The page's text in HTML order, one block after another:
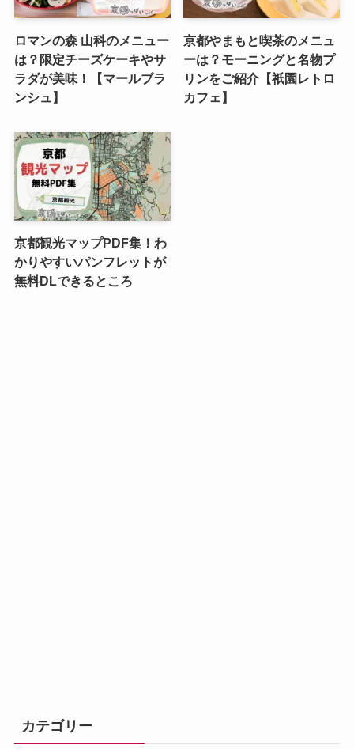
ロマンの森 山科のメニュー
は？限定チーズケーキやサ
ラダが美味！【マールブラ
ンシュ】
京都やまもと喫茶のメニュ
ーは？モーニングと名物プ
リンをご紹介【祇園レトロ
カフェ】
京都観光マップPDF集！わ
かりやすいパンフレットが
無料DLできるところ
カテゴリー